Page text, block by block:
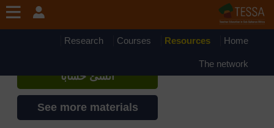
Home
Resources
Courses
Research
The network
إذا أنشأت حسابا، يمكنك أن تنشئ ملفاً
شخصياً على الموقع
أنشئ حساباً
See more materials